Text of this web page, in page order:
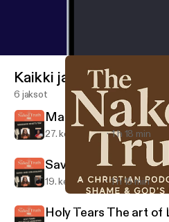
THE NAKED TRUTH W/
Kaikki jaksot
6 jaksot
Marriage What's Tea!
27. kesä 2025 1 h 18 min
Saved and Struggling
19. kesä 2025 1 h 15 min
Holy Tears The art of